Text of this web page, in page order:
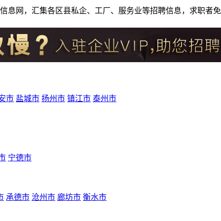
息网，汇集各区县私企、工厂、服务业等招聘信息，求职者
市 盐城市 扬州市 镇江市 泰州市
宁德市
承德市 沧州市 廊坊市 衡水市